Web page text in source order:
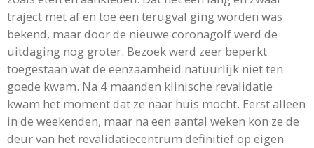
traject met af en toe een terugval ging worden was
bekend, maar door de nieuwe coronagolf werd de
uitdaging nog groter. Bezoek werd zeer beperkt
toegestaan wat de eenzaamheid natuurlijk niet ten
goede kwam. Na 4 maanden klinische revalidatie
kwam het moment dat ze naar huis mocht. Eerst alleen
in de weekenden, maar na een aantal weken kon ze de
deur van het revalidatiecentrum definitief op eigen